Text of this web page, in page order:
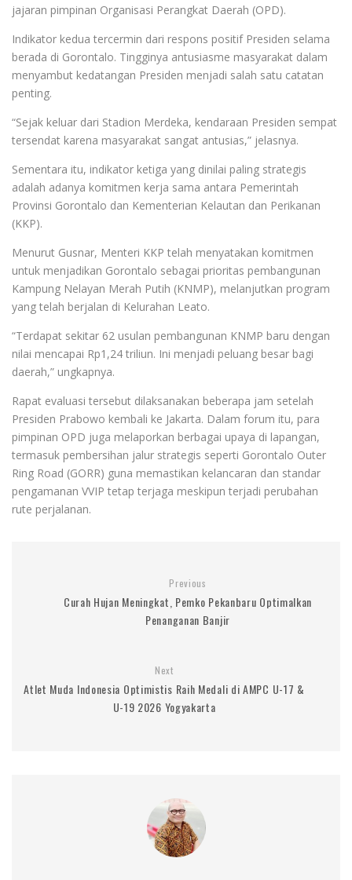
jajaran pimpinan Organisasi Perangkat Daerah (OPD).
Indikator kedua tercermin dari respons positif Presiden selama
berada di Gorontalo. Tingginya antusiasme masyarakat dalam
menyambut kedatangan Presiden menjadi salah satu catatan
penting.
“Sejak keluar dari Stadion Merdeka, kendaraan Presiden sempat
tersendat karena masyarakat sangat antusias,” jelasnya.
Sementara itu, indikator ketiga yang dinilai paling strategis
adalah adanya komitmen kerja sama antara Pemerintah
Provinsi Gorontalo dan Kementerian Kelautan dan Perikanan
(KKP).
Menurut Gusnar, Menteri KKP telah menyatakan komitmen
untuk menjadikan Gorontalo sebagai prioritas pembangunan
Kampung Nelayan Merah Putih (KNMP), melanjutkan program
yang telah berjalan di Kelurahan Leato.
“Terdapat sekitar 62 usulan pembangunan KNMP baru dengan
nilai mencapai Rp1,24 triliun. Ini menjadi peluang besar bagi
daerah,” ungkapnya.
Rapat evaluasi tersebut dilaksanakan beberapa jam setelah
Presiden Prabowo kembali ke Jakarta. Dalam forum itu, para
pimpinan OPD juga melaporkan berbagai upaya di lapangan,
termasuk pembersihan jalur strategis seperti Gorontalo Outer
Ring Road (GORR) guna memastikan kelancaran dan standar
pengamanan VVIP tetap terjaga meskipun terjadi perubahan
rute perjalanan.
Previous
Curah Hujan Meningkat, Pemko Pekanbaru Optimalkan
Penanganan Banjir
Next
Atlet Muda Indonesia Optimistis Raih Medali di AMPC U-17 &
U-19 2026 Yogyakarta